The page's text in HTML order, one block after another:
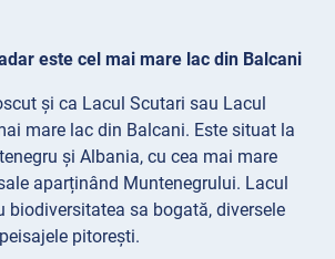
este cel mai mare lac din Balcani
și ca Lacul Scutari sau Lacul
mare lac din Balcani. Este situat la
și Albania, cu cea mai mare
aparținând Muntenegrului. Lacul
biodiversitatea sa bogată, diversele
pitorești.